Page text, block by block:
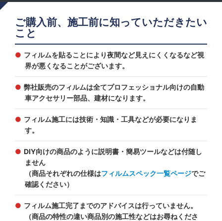
ご購入前、施工前に知っていただきたい
こと
フィルムを貼ることにより夜間など見えにくくなるなど視
界が悪くなることがございます。
弊社販売のフィルムは全てプロフェッショナル向けの自動
車アクセサリー部品、建材になります。
フィルム施工には技術・知識・工具などが必要になりま
す。
DIY向けの商品のように説明書・簡易ツールなどは付随し
ません
（商品それぞれの仕様はフィルムスペック一覧ページでご
確認ください）
フィルム施工完了までのアドバイスは行っていません。
（商品の特性の違い商品別の施工性などはお尋ねくださ